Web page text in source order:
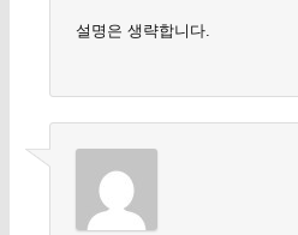
설명은 생략합니다.